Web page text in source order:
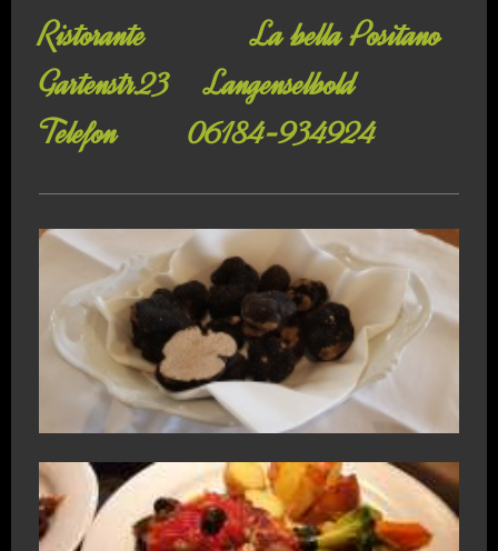
Ristorante La bella Positano
Gartenstr.23 Langenselbold
Telefon 06184-934924